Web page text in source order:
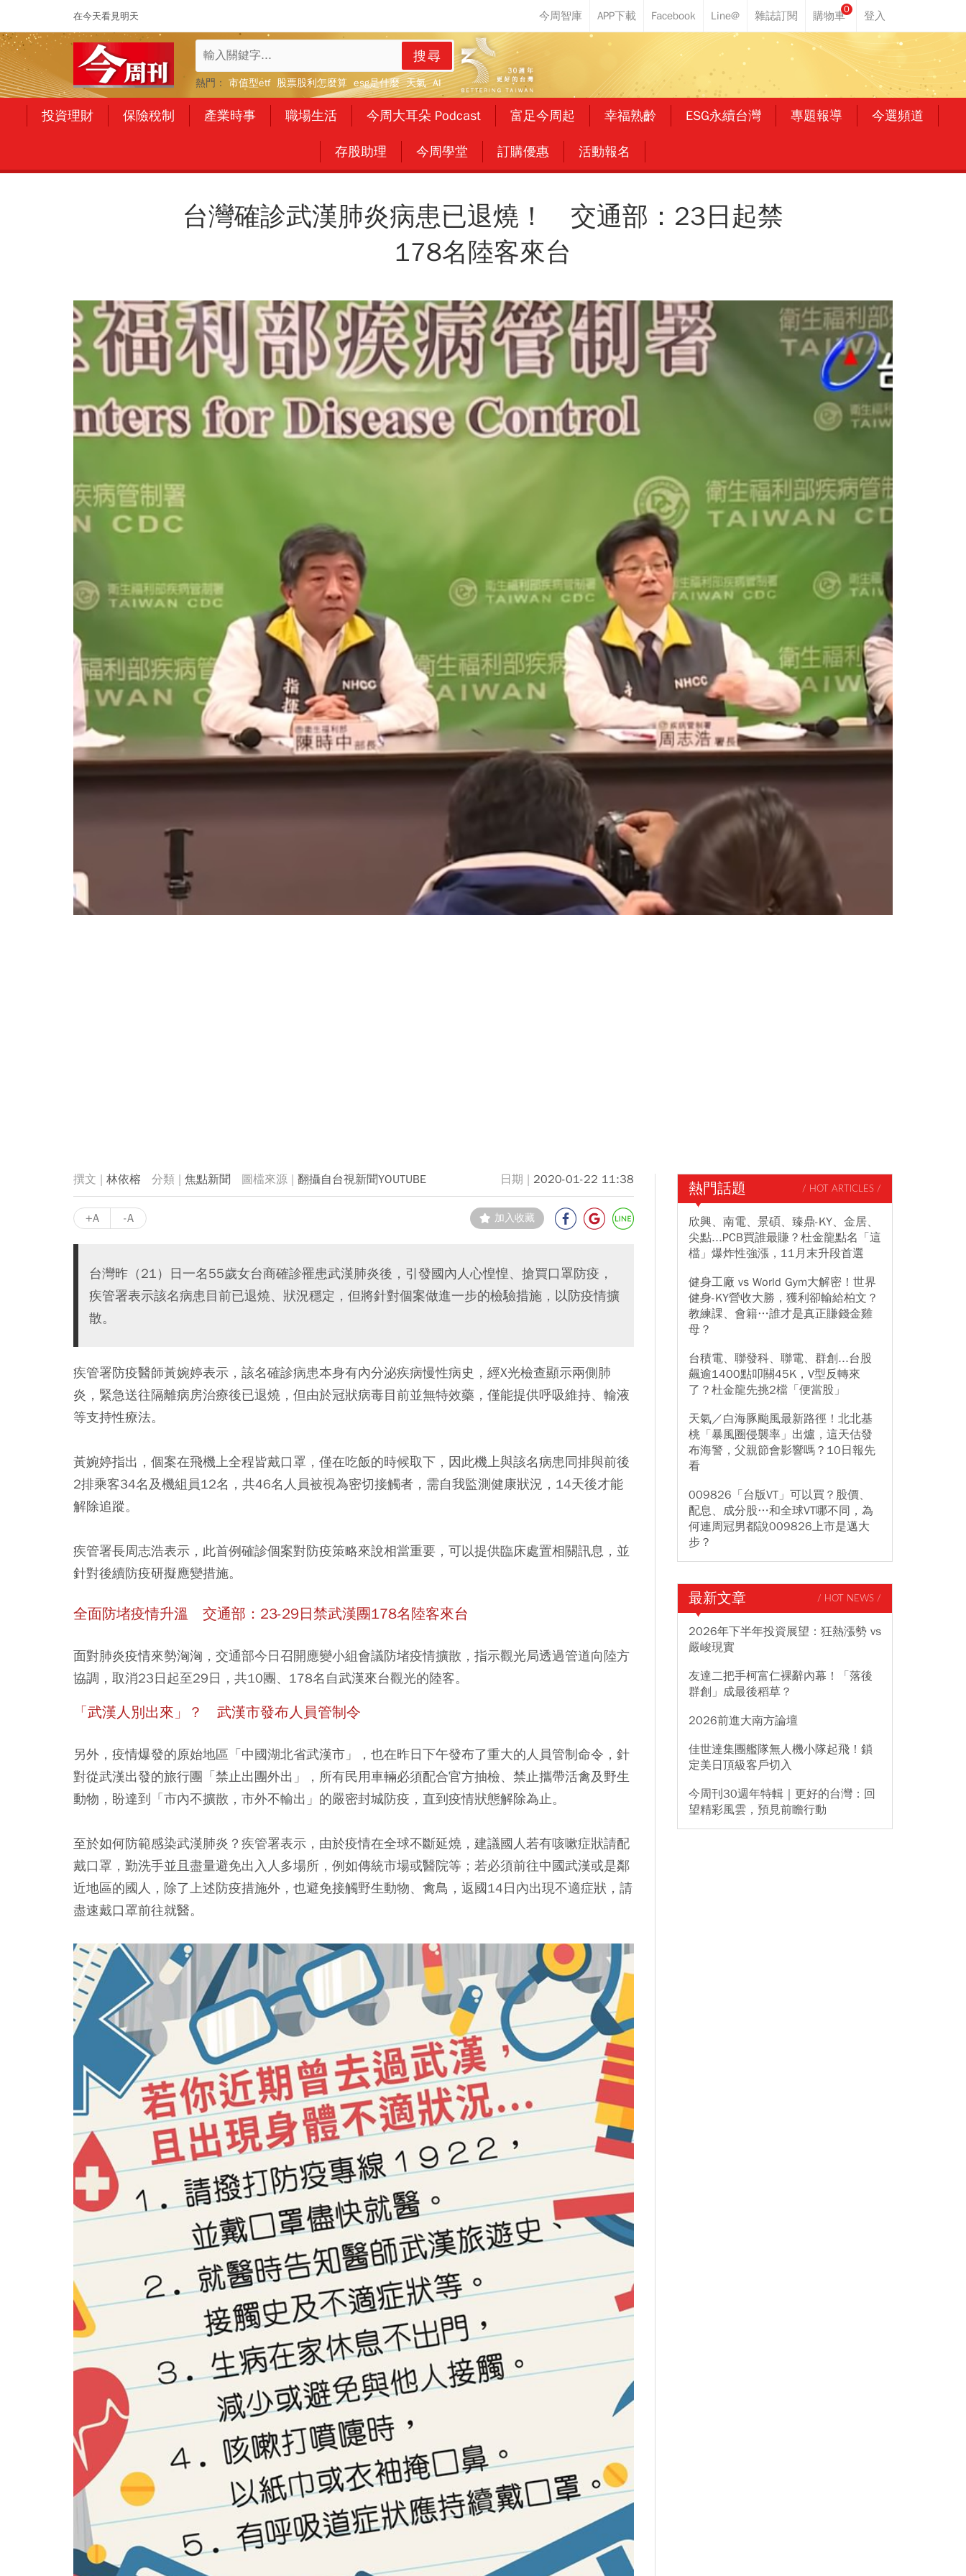
在今天看見明天
0
搜尋
熱門： 市值型etf 股票股利怎麼算 esg是什麼 天氣 AI
投資理財 保險稅制 產業時事 職場生活 今周大耳朵 Podcast 富足今周起 幸福熟齡 ESG永續台灣 專題報導 今選頻道
存股助理 今周學堂 訂購優惠 活動報名
台灣確診武漢肺炎病患已退燒！ 交通部：23日起禁
178名陸客來台
林依榕 焦點新聞 翻攝自台視新聞YOUTUBE 2020-01-22 11:38
+A -A 加入收藏
台灣昨（21）日一名55歲女台商確診罹患武漢肺炎後，引發國內人心惶惶、搶買口罩防疫，
疾管署表示該名病患目前已退燒、狀況穩定，但將針對個案做進一步的檢驗措施，以防疫情擴
散。
疾管署防疫醫師黃婉婷表示，該名確診病患本身有內分泌疾病慢性病史，經X光檢查顯示兩側肺
炎，緊急送往隔離病房治療後已退燒，但由於冠狀病毒目前並無特效藥，僅能提供呼吸維持、輸液
等支持性療法。
黃婉婷指出，個案在飛機上全程皆戴口罩，僅在吃飯的時候取下，因此機上與該名病患同排與前後
2排乘客34名及機組員12名，共46名人員被視為密切接觸者，需自我監測健康狀況，14天後才能
解除追蹤。
疾管署長周志浩表示，此首例確診個案對防疫策略來說相當重要，可以提供臨床處置相關訊息，並
針對後續防疫研擬應變措施。
全面防堵疫情升溫 交通部：23-29日禁武漢團178名陸客來台
面對肺炎疫情來勢洶洶，交通部今日召開應變小組會議防堵疫情擴散，指示觀光局透過管道向陸方
協調，取消23日起至29日，共10團、178名自武漢來台觀光的陸客。
「武漢人別出來」？ 武漢市發布人員管制令
另外，疫情爆發的原始地區「中國湖北省武漢市」，也在昨日下午發布了重大的人員管制命令，針
對從武漢出發的旅行團「禁止出團外出」，所有民用車輛必須配合官方抽檢、禁止攜帶活禽及野生
動物，盼達到「市內不擴散，市外不輸出」的嚴密封城防疫，直到疫情狀態解除為止。
至於如何防範感染武漢肺炎？疾管署表示，由於疫情在全球不斷延燒，建議國人若有咳嗽症狀請配
戴口罩，勤洗手並且盡量避免出入人多場所，例如傳統市場或醫院等；若必須前往中國武漢或是鄰
近地區的國人，除了上述防疫措施外，也避免接觸野生動物、禽鳥，返國14日內出現不適症狀，請
盡速戴口罩前往就醫。
熱門話題 / HOT ARTICLES /
欣興、南電、景碩、臻鼎-KY、金居、
尖點...PCB買誰最賺？杜金龍點名「這
檔」爆炸性強漲，11月末升段首選
健身工廠 vs World Gym大解密！世界
健身-KY營收大勝，獲利卻輸給柏文？
教練課、會籍…誰才是真正賺錢金雞
母？
台積電、聯發科、聯電、群創...台股
飆逾1400點叩關45K，V型反轉來
了？杜金龍先挑2檔「便當股」
天氣／白海豚颱風最新路徑！北北基
桃「暴風圈侵襲率」出爐，這天估發
布海警，父親節會影響嗎？10日報先
看
009826「台版VT」可以買？股價、
配息、成分股…和全球VT哪不同，為
何連周冠男都說009826上市是邁大
步？
最新文章 / HOT NEWS /
2026年下半年投資展望：狂熱漲勢 vs
嚴峻現實
友達二把手柯富仁裸辭內幕！「落後
群創」成最後稻草？
2026前進大南方論壇
佳世達集團艦隊無人機小隊起飛！鎖
定美日頂級客戶切入
今周刊30週年特輯｜更好的台灣：回
望精彩風雲，預見前瞻行動